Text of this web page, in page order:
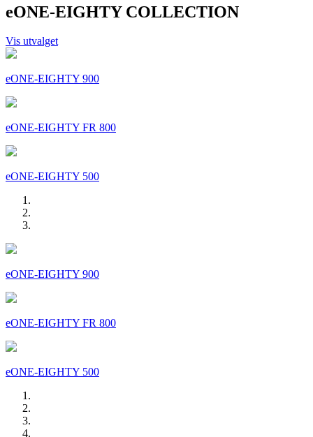
eONE-EIGHTY COLLECTION
Vis utvalget
eONE-EIGHTY 900
eONE-EIGHTY FR 800
eONE-EIGHTY 500
eONE-EIGHTY 900
eONE-EIGHTY FR 800
eONE-EIGHTY 500